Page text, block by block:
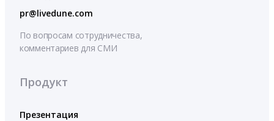
pr@livedune.com
По вопросам сотрудничества,
комментариев для СМИ
Продукт
Презентация